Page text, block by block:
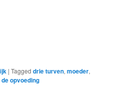
|Tagged drie turven,moeder,
opvoeding